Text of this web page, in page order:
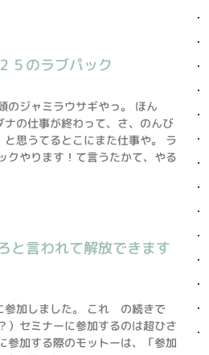
５のラブパック
のジャミラウサギやっ。 ほん
の仕事が終わって、さ、のんび
と思うてるとこにまた仕事や。 ラ
クやります！て言うたかて、やる
と言われて解放できます
参加しました。 これ の続きで
）セミナーに参加するのは超ひさ
参加する際のモットーは、「参加